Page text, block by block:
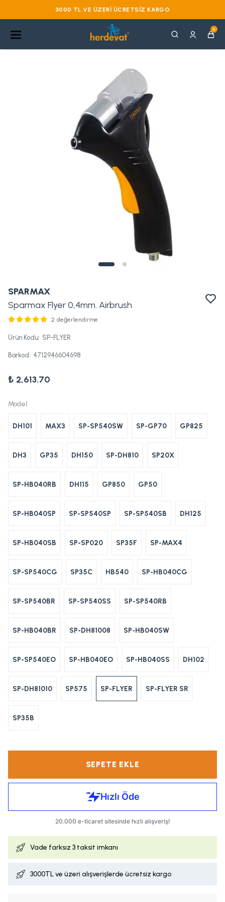
3000 TL VE ÜZERI ÜCRETSIZ KARGO
0
SPARMAX
Sparmax Flyer 0,4mm. Airbrush
2 değerlendirme
Ürün Kodu: SP-FLYER
Barkod: 4712946604698
₺ 2,613.70
Model
DH101 MAX3 SP-SP540SW SP-GP70 GP825
DH3 GP35 DH150 SP-DH810 SP20X
SP-HB040RB DH115 GP850 GP50
SP-HB040SP SP-SP540SP SP-SP540SB DH125
SP-HB040SB SP-SP020 SP35F SP-MAX4
SP-SP540CG SP35C HB540 SP-HB040CG
SP-SP540BR SP-SP540SS SP-SP540RB
SP-HB040BR SP-DH81008 SP-HB040SW
SP-SP540EO SP-HB040EO SP-HB040SS DH102
SP-DH81010 SP575 SP-FLYER SP-FLYER SR
SP35B
SEPETE EKLE
Vade farksız 3 taksit imkanı
3000TL ve üzeri alışverişlerde ücretsiz kargo